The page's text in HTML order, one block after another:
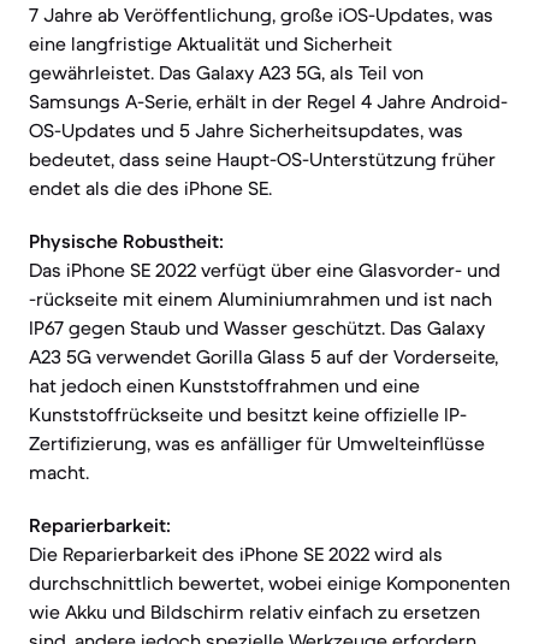
7 Jahre ab Veröffentlichung, große iOS-Updates, was
eine langfristige Aktualität und Sicherheit
gewährleistet. Das Galaxy A23 5G, als Teil von
Samsungs A-Serie, erhält in der Regel 4 Jahre Android-
OS-Updates und 5 Jahre Sicherheitsupdates, was
bedeutet, dass seine Haupt-OS-Unterstützung früher
endet als die des iPhone SE.
Physische Robustheit:
Das iPhone SE 2022 verfügt über eine Glasvorder- und
-rückseite mit einem Aluminiumrahmen und ist nach
IP67 gegen Staub und Wasser geschützt. Das Galaxy
A23 5G verwendet Gorilla Glass 5 auf der Vorderseite,
hat jedoch einen Kunststoffrahmen und eine
Kunststoffrückseite und besitzt keine offizielle IP-
Zertifizierung, was es anfälliger für Umwelteinflüsse
macht.
Reparierbarkeit:
Die Reparierbarkeit des iPhone SE 2022 wird als
durchschnittlich bewertet, wobei einige Komponenten
wie Akku und Bildschirm relativ einfach zu ersetzen